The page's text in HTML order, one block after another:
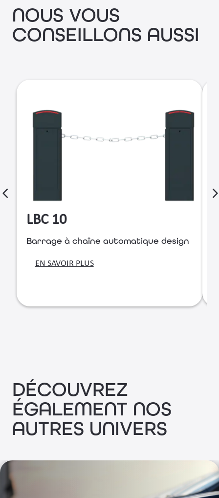
NOUS VOUS
CONSEILLONS AUSSI
LBC 10
Barrage à chaîne automatique design
EN SAVOIR PLUS
DÉCOUVREZ
ÉGALEMENT NOS
AUTRES UNIVERS